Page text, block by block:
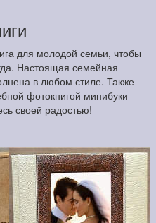
для молодой семьи, чтобы
Настоящая семейная
в любом стиле. Также
фотокнигой минибуки
своей радостью!